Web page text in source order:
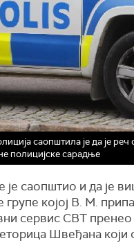
саопштила је да је
полицијске сарадње
саопштио и да је
групе којој В. М.
сервис СВТ пренео
Швеђана који